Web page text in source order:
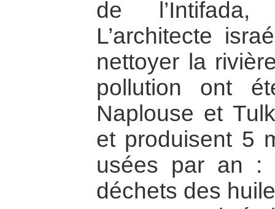
de
L’architecte
nettoyer la
pollution ont
Naplouse et
et produisent 5
usées par an :
déchets des